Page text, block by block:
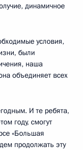
динамичное
условия,
были
наша
объединяет всех
И те ребята,
году, смогут
«Большая
продолжать эту